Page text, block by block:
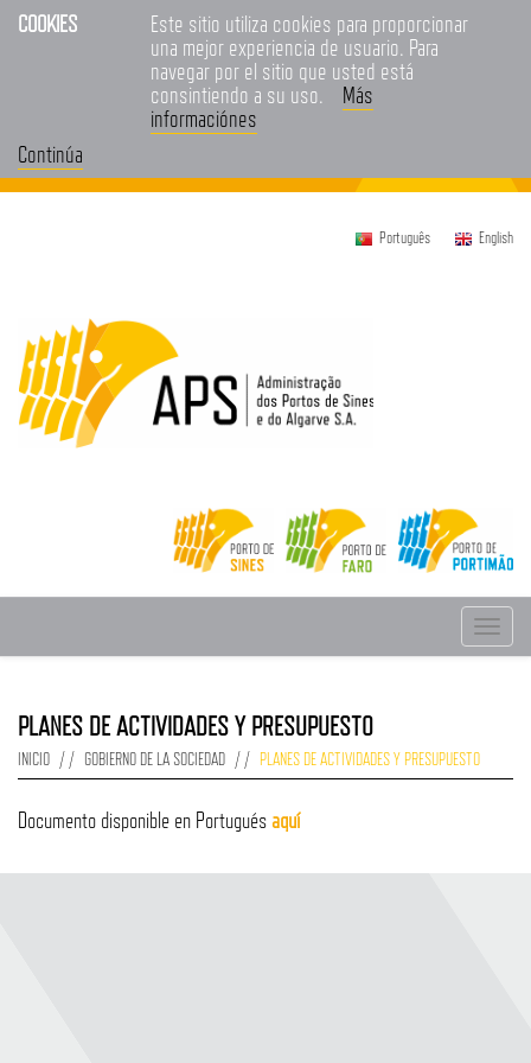
COOKIES
Este sitio utiliza cookies para proporcionar
una mejor experiencia de usuario. Para
navegar por el sitio que usted está
consintiendo a su uso. Más
informaciónes
Continúa
Português English
Toggle
PLANES DE ACTIVIDADES Y PRESUPUESTO
INICIO GOBIERNO DE LA SOCIEDAD PLANES DE ACTIVIDADES Y PRESUPUESTO
Documento disponible en Portuguésaquí